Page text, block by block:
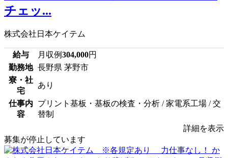
チェッ...
株式会社日本ケイテム
給与 月収例304,000円
勤務地 長野県 茅野市
寮・社
宅
あり
仕事内
容
プリント基板・基板の検査・分析 / 家電系工場 / 交
替制
詳細を表示
募集が停止しています